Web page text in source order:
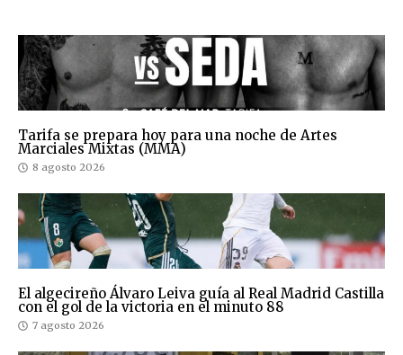
Tarifa se prepara hoy para una noche de Artes
Marciales Mixtas (MMA)
8 agosto 2026
El algecireño Álvaro Leiva guía al Real Madrid Castilla
con el gol de la victoria en el minuto 88
7 agosto 2026